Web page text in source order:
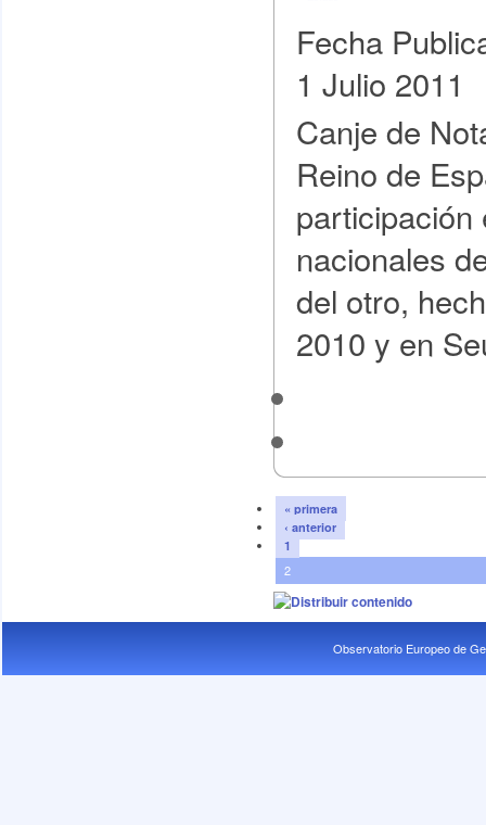
Fecha
1 Julio 2011
Canje de
Reino de
participación
nacionales
del otro,
2010 y en
« primera
‹ anterior
1
2
Observatorio Europeo de